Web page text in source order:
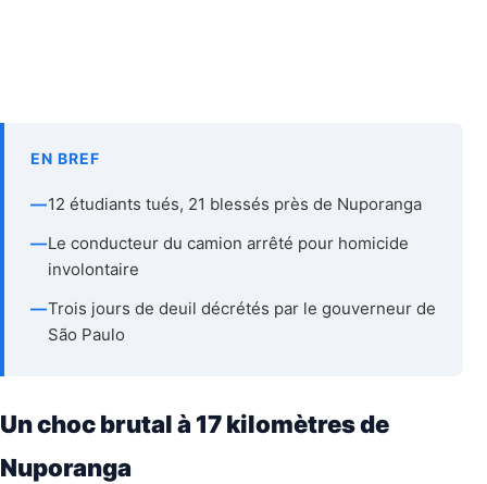
EN BREF
—12 étudiants tués, 21 blessés près de Nuporanga
—Le conducteur du camion arrêté pour homicide
involontaire
—Trois jours de deuil décrétés par le gouverneur de
São Paulo
Un choc brutal à 17 kilomètres de
Nuporanga